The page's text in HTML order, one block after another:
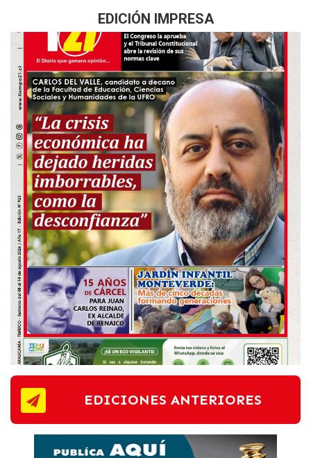
EDICIÓN IMPRESA
EDICIONES ANTERIORES